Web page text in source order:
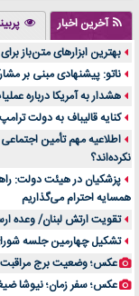
تولید لیوان کاغذی یک کسب‌
درد زانو بعد از تمرین
آینده موسیقی هم‌اکنون
بهترین راه تبلیغات
مقایسه قالب آسترا با
خرید سمعک کارکرده یا
خرید و فروش قطعات سرور
اهمیت انتخاب بهترین
۷ تاثیرات کامپیوتر در حوزه علوم زندگی و کاربردی
لیفتراک صفر؛ راهنمای
راهنمای جامع بهترین کفش
آخرین اخبار
بهترین ابزارهای متن‌باز
ناتو: پیشنهادی مبنی بر
هشدار به آمریکا درباره
کنایه قالیباف به دولت ترامپ
اطلاعیه مهم تأمین
نکرده‌اند؟
پزشکیان در هیئت دولت:
همسایه احترام می‌گذاریم
تقویت ارتش لبنان/ وعده
تشکیل چهارمین جلسه
عکس؛ وضعیت برج مراقبت
عکس؛ سفر زمان؛ نیوشا ضیغمی 36 ساله با لباس عروس در پشت‌صحنه ما